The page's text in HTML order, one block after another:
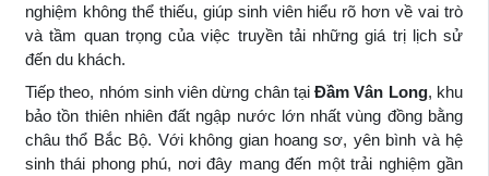
nghiệm không thể thiếu, giúp sinh viên hiểu rõ hơn về vai trò
và tầm quan trọng của việc truyền tải những giá trị lịch sử
đến du khách.
Tiếp theo, nhóm sinh viên dừng chân tạiĐầm Vân Long, khu
bảo tồn thiên nhiên đất ngập nước lớn nhất vùng đồng bằng
châu thổ Bắc Bộ. Với không gian hoang sơ, yên bình và hệ
sinh thái phong phú, nơi đây mang đến một trải nghiệm gần